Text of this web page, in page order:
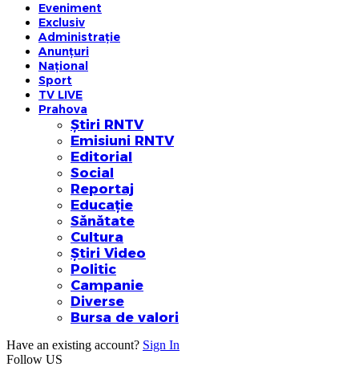
Eveniment
Exclusiv
Administrație
Anunțuri
Național
Sport
TV LIVE
Prahova
Știri RNTV
Emisiuni RNTV
Editorial
Social
Reportaj
Educație
Sănătate
Cultura
Știri Video
Politic
Campanie
Diverse
Bursa de valori
Have an existing account? Sign In
Follow US